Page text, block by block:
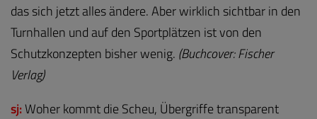
das sich jetzt alles ändere. Aber wirklich sichtbar in den
Turnhallen und auf den Sportplätzen ist von den
Schutzkonzepten bisher wenig. (Buchcover: Fischer
Verlag)
sj:Woher kommt die Scheu, Übergriffe transparent